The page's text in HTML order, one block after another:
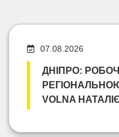
07.08.2026
ДНІПРО:
VOLNA